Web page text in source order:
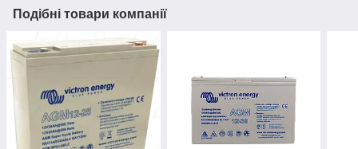
Подібні товари компанії